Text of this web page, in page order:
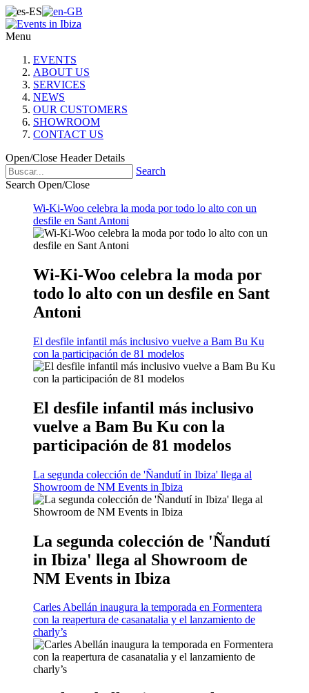
Menu
EVENTS
ABOUT US
SERVICES
NEWS
OUR CUSTOMERS
SHOWROOM
CONTACT US
Open/Close Header Details
Search
Search Open/Close
Wi-Ki-Woo celebra la moda por todo lo alto con un
desfile en Sant Antoni
Wi-Ki-Woo celebra la moda por
todo lo alto con un desfile en Sant
Antoni
El desfile infantil más inclusivo vuelve a Bam Bu Ku
con la participación de 81 modelos
El desfile infantil más inclusivo
vuelve a Bam Bu Ku con la
participación de 81 modelos
La segunda colección de 'Ñandutí in Ibiza' llega al
Showroom de NM Events in Ibiza
La segunda colección de 'Ñandutí
in Ibiza' llega al Showroom de
NM Events in Ibiza
Carles Abellán inaugura la temporada en Formentera
con la reapertura de casanatalia y el lanzamiento de
charly’s